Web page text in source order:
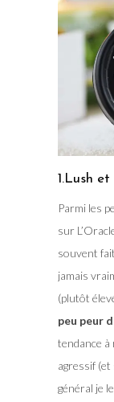
1.Lush
Parmi les
sur
souvent
jamais
(plutôt
peu peur
tendance à
agressif (et
général je